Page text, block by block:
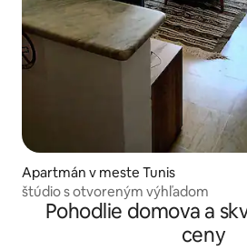
Apartmán v meste Tunis
štúdio s otvoreným výhľadom
Pohodlie domova a
ceny